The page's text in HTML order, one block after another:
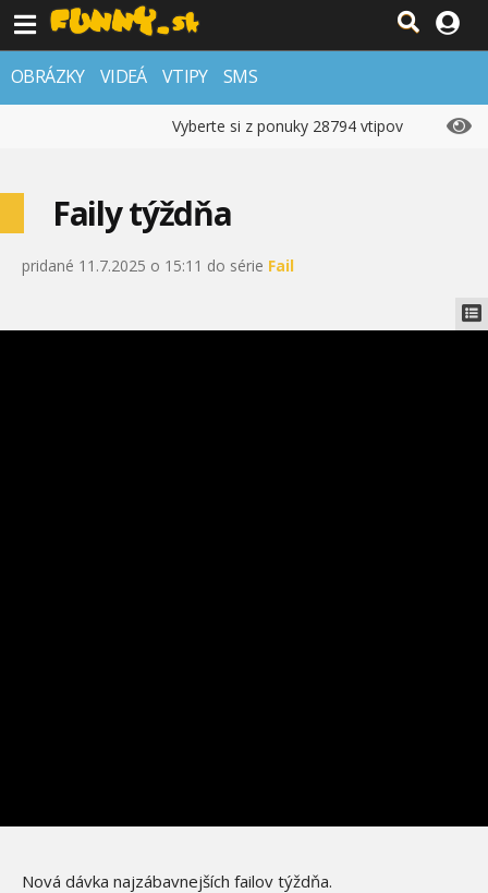
OBRÁZKY VIDEÁ VTIPY SMS
Vyberte si z ponuky 28794 vtipov
Faily týždňa
pridané 11.7.2025 o 15:11 do série Fail
Nová dávka najzábavnejších failov týždňa.